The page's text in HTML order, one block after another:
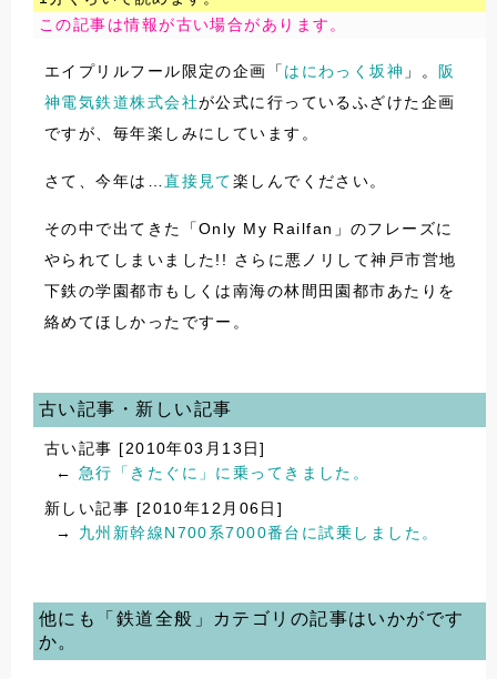
この記事は情報が古い場合があります。
エイプリルフール限定の企画「 はにわっく坂神 」。
阪
神電気鉄道株式会社が公式に行っているふざけた企画
ですが、毎年楽しみにしています。
さて、今年は…直接見て楽しんでください。
その中で出てきた「Only My Railfan」のフレーズに
やられてしまいました!! さらに悪ノリして神戸市営地
下鉄の学園都市もしくは南海の林間田園都市あたりを
絡めてほしかったですー。
古い記事・新しい記事
古い記事 [2010年03月13日]
← 急行「きたぐに」に乗ってきました。
新しい記事 [2010年12月06日]
→ 九州新幹線N700系7000番台に試乗しました。
他にも「鉄道全般」カテゴリの記事はいかがです
か。